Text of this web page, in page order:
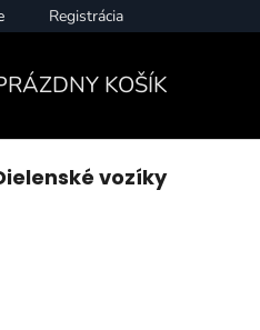
Registrácia
KOŠÍK
vozíky